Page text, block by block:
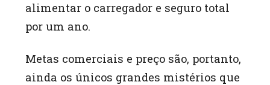
alimentar o carregador e seguro total
por um ano.
Metas comerciais e preço são, portanto,
ainda os únicos grandes mistérios que